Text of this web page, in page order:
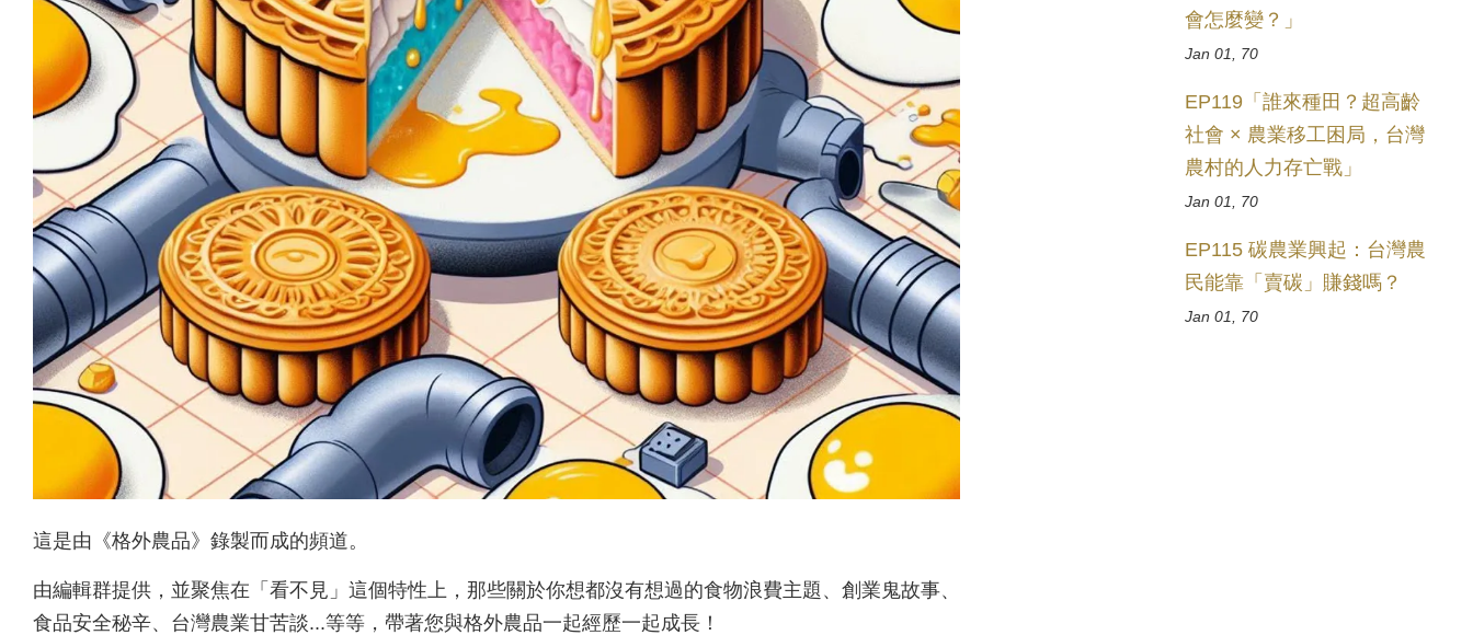
這是由《格外農品》錄製而成的頻道。
由編輯群提供，並聚焦在「看不見」這個特性上，那些關於你想都沒有想過的食物浪費主題、創業鬼故事、
食品安全秘辛、台灣農業甘苦談...等等，帶著您與格外農品一起經歷一起成長！
會怎麼變？」
Jan 01, 70
EP119「誰來種田？超高齡
社會 × 農業移工困局，台灣
農村的人力存亡戰」
Jan 01, 70
EP115 碳農業興起：台灣農
民能靠「賣碳」賺錢嗎？
Jan 01, 70